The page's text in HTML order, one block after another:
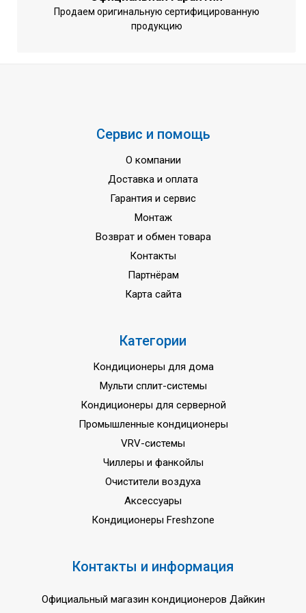
Напряжение питания
220 - 240 вольт
Продаем оригинальную сертифицированную
продукцию
Сервис и помощь
О компании
Доставка и оплата
Гарантия и сервис
Монтаж
Возврат и обмен товара
Контакты
Партнёрам
Карта сайта
Категории
Кондиционеры для дома
Мульти сплит-системы
Кондиционеры для серверной
Промышленные кондиционеры
VRV-системы
Чиллеры и фанкойлы
Очистители воздуха
Аксессуары
Кондиционеры Freshzone
Контакты и информация
Официальный магазин кондиционеров Дайкин